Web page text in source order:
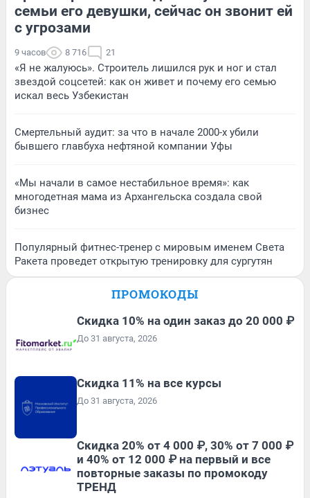
семьи его девушки, сейчас он звонит ей
с угрозами
9 часов 8 716 21
«Я не жалуюсь». Строитель лишился рук и ног и стал
звездой соцсетей: как он живет и почему его семью
искал весь Узбекистан
Смертельный аудит: за что в начале 2000-х убили
бывшего главбуха нефтяной компании Уфы
«Мы начали в самое нестабильное время»: как
многодетная мама из Архангельска создала свой
бизнес
Популярный фитнес-тренер с мировым именем Света
Ракета проведет открытую тренировку для сургутян
ПРОМОКОДЫ
Скидка 10% на один заказ до 20 000 ₽
До 31 августа, 2026
Скидка 11% на все курсы
До 31 августа, 2026
Скидка 20% от 4 000 ₽, 30% от 7 000 ₽
и 40% от 12 000 ₽ на первый и все
повторные заказы по промокоду
ТРЕНД